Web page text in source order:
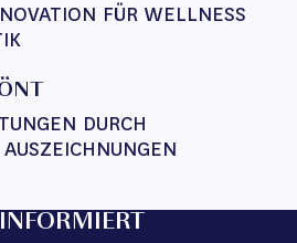
FÜR WELLNESS
DURCH